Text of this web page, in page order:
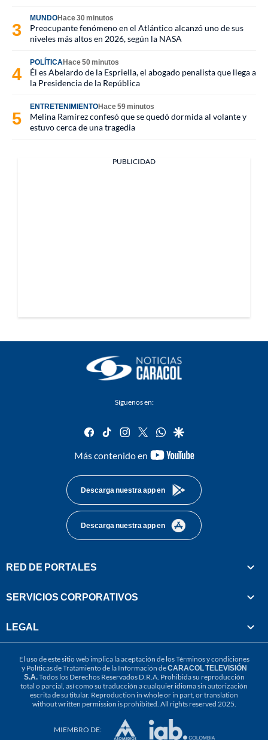
MUNDOHace 30 minutos
Preocupante fenómeno en el Atlántico alcanzó uno de sus
niveles más altos en 2026, según la NASA
POLÍTICAHace 50 minutos
Él es Abelardo de la Espriella, el abogado penalista que llega a
la Presidencia de la República
ENTRETENIMIENTOHace 59 minutos
Melina Ramírez confesó que se quedó dormida al volante y
estuvo cerca de una tragedia
PUBLICIDAD
Síguenos en:
facebook
tiktok instagram
twitterwhatsapp
google
Más contenido en
youtube-
Descarga nuestra app en
Descarga nuestra app en
RED DE PORTALES
SERVICIOS CORPORATIVOS
LEGAL
El uso de este sitio web implica la aceptación de losTérminos y condiciones
y Políticas de Tratamiento de la Información deCARACOL TELEVISIÓN
S.A.Todos los Derechos Reservados D.R.A. Prohibida su reproducción
total o parcial, así como su traducción a cualquier idioma sin autorización
escrita de su titular. Reproduction in whole or in part, or translation
without written permission is prohibited. All rights reserved 2025.
MIEMBRO DE: